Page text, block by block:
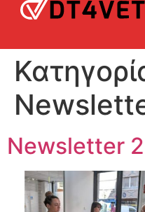
Newsletter 2